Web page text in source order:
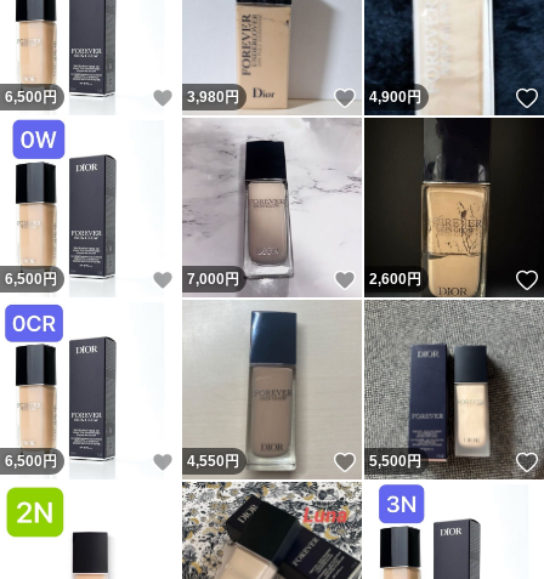
6,500 円 いいね！
3,980 円 いいね！
4,900円
6,500 円 いいね！
7,000円 いいね！
2,600円
6,500 円 いいね！
4,550円 いいね！
5,500円